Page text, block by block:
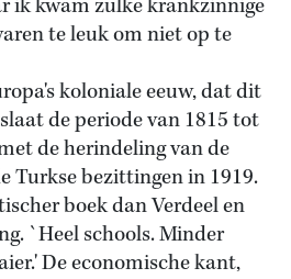
ik kwam zulke krankzinnige
te leuk om niet op te
koloniale eeuw, dat dit
de periode van 1815 tot
de herindeling van de
Turkse bezittingen in 1919.
boek dan Verdeel en
`Heel schools. Minder
De economische kant,